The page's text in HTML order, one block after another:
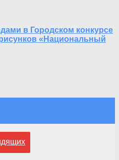
в Городском конкурсе
«Национальный